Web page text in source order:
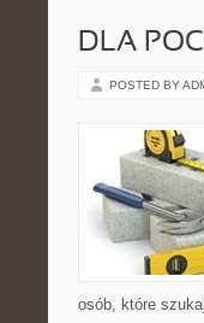
DLA
POSTED BY
osób, które